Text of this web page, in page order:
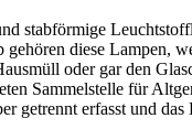
stabförmige
gehören diese Lampen,
oder gar den
Sammelstelle für
getrennt erfasst und das